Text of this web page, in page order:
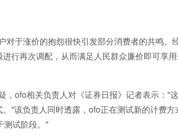
对于涨价的抱怨很快引发部分消费者的共鸣
行再次调配，从而满足人民群众廉价即可享
，ofo相关负责人对《证券日报》记者表示："
"该负责人同时透露，ofo正在测试新的计费
测试阶段。"